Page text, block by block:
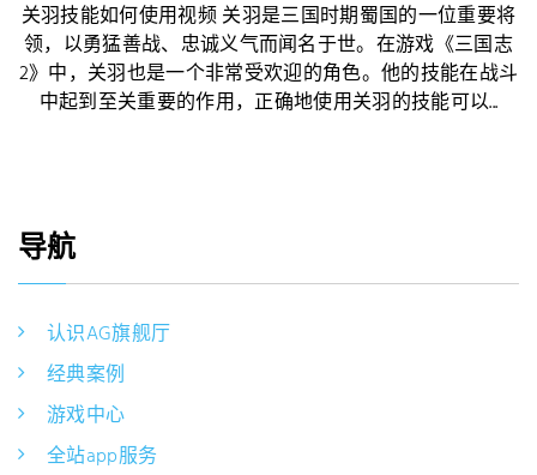
关羽技能如何使用视频 关羽是三国时期蜀国的一位重要将
领，以勇猛善战、忠诚义气而闻名于世。在游戏《三国志
2》中，关羽也是一个非常受欢迎的角色。他的技能在战斗
中起到至关重要的作用，正确地使用关羽的技能可以...
导航
认识AG旗舰厅
经典案例
游戏中心
全站app服务